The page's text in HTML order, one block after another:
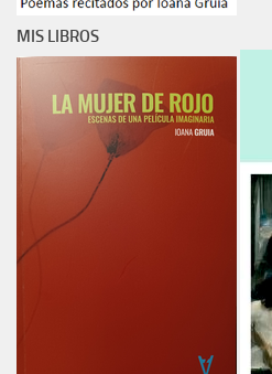
MIS LIBROS